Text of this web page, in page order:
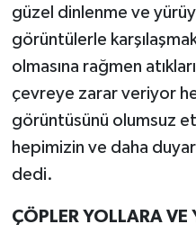
güzel dinlenme ve
görüntülerle
olmasına rağmen
çevreye zarar veriyor
görüntüsünü olumsuz
hepimizin ve daha
dedi.
ÇÖPLER YOLLARA VE